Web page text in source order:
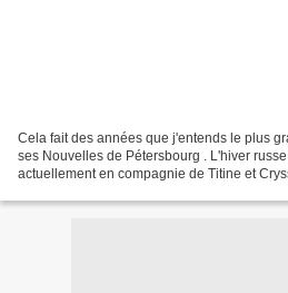
Cela fait des années que j'entends le plus
ses Nouvelles de Pétersbourg . L'hiver
actuellement en compagnie de Titine et